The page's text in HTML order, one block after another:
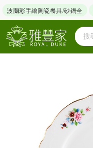
波蘭彩手繪陶瓷餐具/砂鍋全